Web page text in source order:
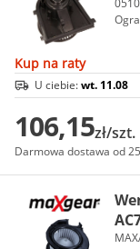
Kup na raty
U ciebie:wt. 11.08
106,15zł/szt.
Darmowa dostawa od